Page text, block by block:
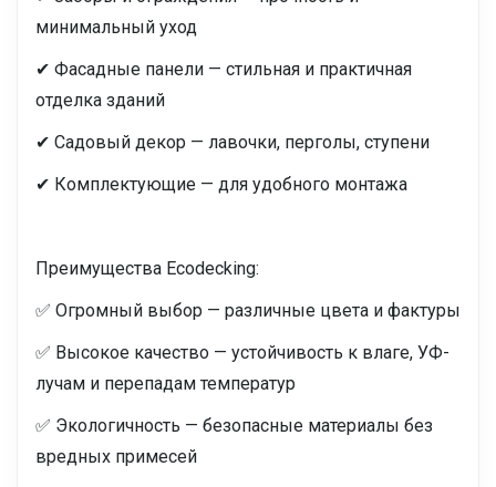
минимальный уход
✔ Фасадные панели — стильная и практичная
отделка зданий
✔ Садовый декор — лавочки, перголы, ступени
✔ Комплектующие — для удобного монтажа
Преимущества Ecodecking:
✅ Огромный выбор — различные цвета и фактуры
✅ Высокое качество — устойчивость к влаге, УФ-
лучам и перепадам температур
✅ Экологичность — безопасные материалы без
вредных примесей